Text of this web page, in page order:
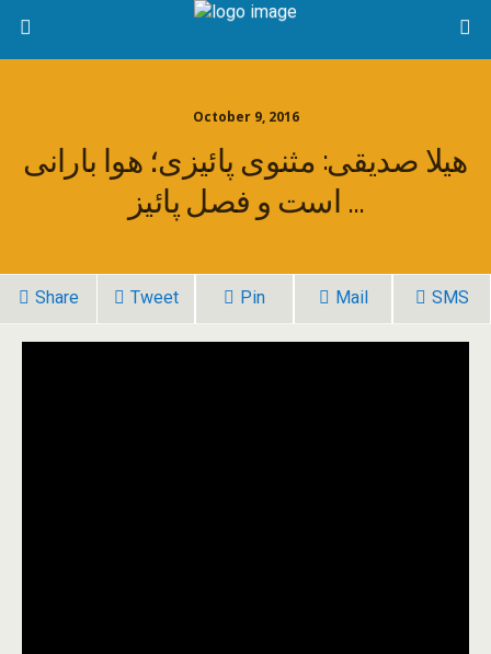
October 9, 2016
هیلا صدیقی: مثنوی پائیزی؛ هوا بارانی
است و فصل پائیز …
Share Tweet Pin Mail SMS